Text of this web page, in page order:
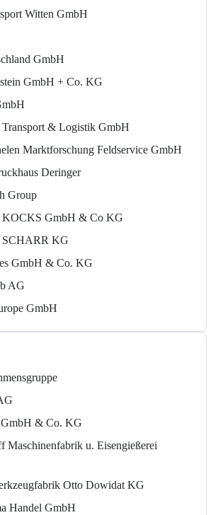
Witten GmbH
GmbH
GmbH + Co. KG
Transport & Logistik GmbH
Marktforschung Feldservice GmbH
Deringer
Group
GmbH & Co KG
KG
GmbH & Co. KG
AG
GmbH
GmbH & Co. KG
Maschinenfabrik u. Eisengießerei
Otto Dowidat KG
Handel GmbH